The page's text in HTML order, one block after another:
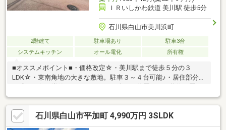
ＩＲいしかわ鉄道 美川駅 徒歩5分
石川県白山市美川浜町
2階建て 駐車場あり
駐車3台
システムキッチン
オール電化 所有権
■オススメポイント■・価格改定☆・美川駅まで徒歩５分の３
LDK☆・東南角地の大きな敷地。駐車３～４台可能♪・居住部分は
たり趣味部屋としても◎・小中学校近く。子育て世帯にもオスス
メ♪■アクセス■・ＩＲいしかわ鉄道 美川駅まで徒歩約５分！・美
川インター近く。北陸自動車道も利用しやすい立地。・スーパー
は徒歩1分！お買い物に便利♪・小中学校は徒歩約５分でお子様の
石川県白山市平加町 4,990万円 3SLDK